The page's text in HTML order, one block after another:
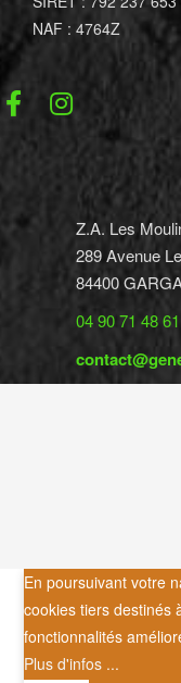
NAF : 4764Z
Z.A. Les
289 Avenue
84400
04 90 71 48 61
En poursuivant votre
cookies tiers destinés
fonctionnalités
Plus d'infos ...